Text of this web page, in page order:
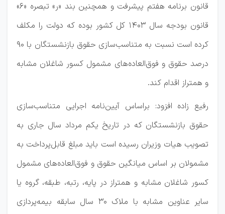
قانون برنامه هفتم پیشرفت و همچنین بند «ر» تبصره «۶»
قانون بودجه سال ۱۴۰۳ کل کشور بوده که دولت را مکلف
کرده است نسبت به متناسب‌سازی حقوق بازنشستگان با ۹۰
درصد حقوق و فوق‌العاده‌های مشمول کسور شاغلان مشابه
و همتراز اقدام کند.
رفیع زاده افزود: براساس آیین‌نامه اجرایی متناسب‌سازی
حقوق بازنشستگان که در تاریخ یکم مرداد سال جاری به
تصویب هیات وزیران رسیده است باید مبلغ قابل‌پرداخت به
مشمولان بر اساس میانگین حقوق و فوق‌العاده‌های مشمول
کسور شاغلان مشابه و همتراز در پایه، رتبه، طبقه، گروه یا
سایر عناوین مشابه با ملاک ۳۰ سال سابقه بیمه‌پردازی